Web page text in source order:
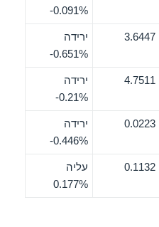
‎-0.091%
3.6447
ירידה
‎-0.651%
4.7511
ירידה
‎-0.21%
0.0223
ירידה
‎-0.446%
0.1132
עליה
0.177%